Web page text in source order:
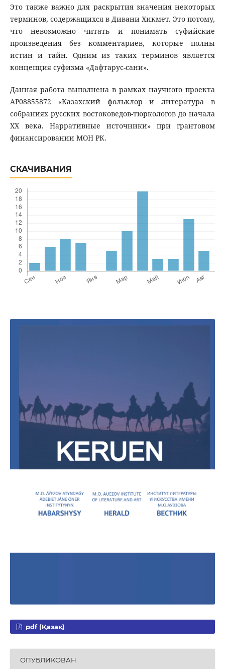
Это также важно для раскрытия значения некоторых
терминов, содержащихся в Дивани Хикмет. Это потому,
что невозможно читать и понимать суфийские
произведения без комментариев, которые полны
истин и тайн. Одним из таких терминов является
концепция суфизма «Дафтарус-сани».
Данная работа выполнена в рамках научного проекта
АР08855872 «Казахский фольклор и литература в
собраниях русских востоковедов-тюркологов до начала
XX века. Нарративные источники» при грантовом
финансировании МОН РК.
СКАЧИВАНИЯ
pdf (Қазақ)
ОПУБЛИКОВАН